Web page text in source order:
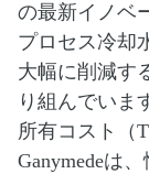
の最新イノベ
プロセス冷却
大幅に削減す
り組んでいま
所有コスト（
Ganymedeは